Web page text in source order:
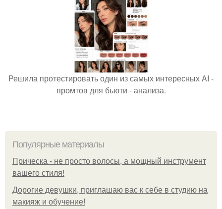
Решила протестировать один из самых интересных AI -
промтов для бьюти - анализа.
Популярные материалы
Прическа - не просто волосы, а мощный инструмент
вашего стиля!
Дорогие девушки, приглашаю вас к себе в студию на
макияж и обучение!